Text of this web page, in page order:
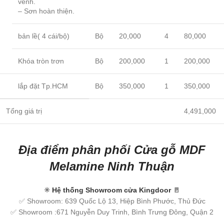
– Sơn hoàn thiện.
bản lề( 4 cái/bộ) Bộ 20,000 4 80,000
Khóa tròn trơn Bộ 200,000 1 200,000
lắp đặt Tp.HCM Bộ 350,000 1 350,000
Tổng giá trị 4,491,000
Địa điểm phân phối Cửa gỗ MDF
Melamine Ninh Thuận
✳ Hệ thống Showroom cửa Kingdoor🚪
✅ Showroom: 639 Quốc Lộ 13, Hiệp Bình Phước, Thủ Đức
✅ Showroom :671 Nguyễn Duy Trinh, Bình Trưng Đông, Quận 2